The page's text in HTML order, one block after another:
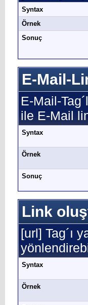
Syntax
Örnek
Sonuç
E-Mail-
E-Mail-
ile E-Mail
Syntax
Örnek
Sonuç
Link
[url] Tag´ı
Syntax
Örnek